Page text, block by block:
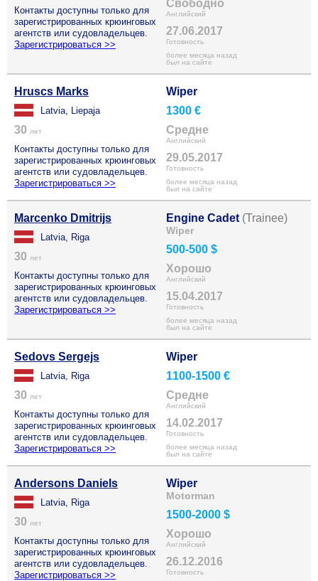
Контакты доступны только для
зарегистрированных крюинговых
агентств или судовладельцев.
Зарегистрироваться >>
Свободно
Английский
27.06.2017
Готовность
более месяца назад
был на сайте
Hruscs Marks
Latvia, Liepaja
30 лет
Контакты доступны только для
зарегистрированных крюинговых
агентств или судовладельцев.
Зарегистрироваться >>
Wiper
1300 €
Средне
Английский
29.05.2017
Готовность
более месяца назад
был на сайте
Marcenko Dmitrijs
Latvia, Riga
30 лет
Контакты доступны только для
зарегистрированных крюинговых
агентств или судовладельцев.
Зарегистрироваться >>
Engine Cadet (Trainee)
Wiper
500-500 $
Хорошо
Английский
15.04.2017
Готовность
более месяца назад
был на сайте
Sedovs Sergejs
Latvia, Riga
30 лет
Контакты доступны только для
зарегистрированных крюинговых
агентств или судовладельцев.
Зарегистрироваться >>
Wiper
1100-1500 €
Средне
Английский
14.02.2017
Готовность
более месяца назад
был на сайте
Andersons Daniels
Latvia, Riga
30 лет
Контакты доступны только для
зарегистрированных крюинговых
агентств или судовладельцев.
Зарегистрироваться >>
Wiper
Motorman
1500-2000 $
Хорошо
Английский
26.12.2016
Готовность